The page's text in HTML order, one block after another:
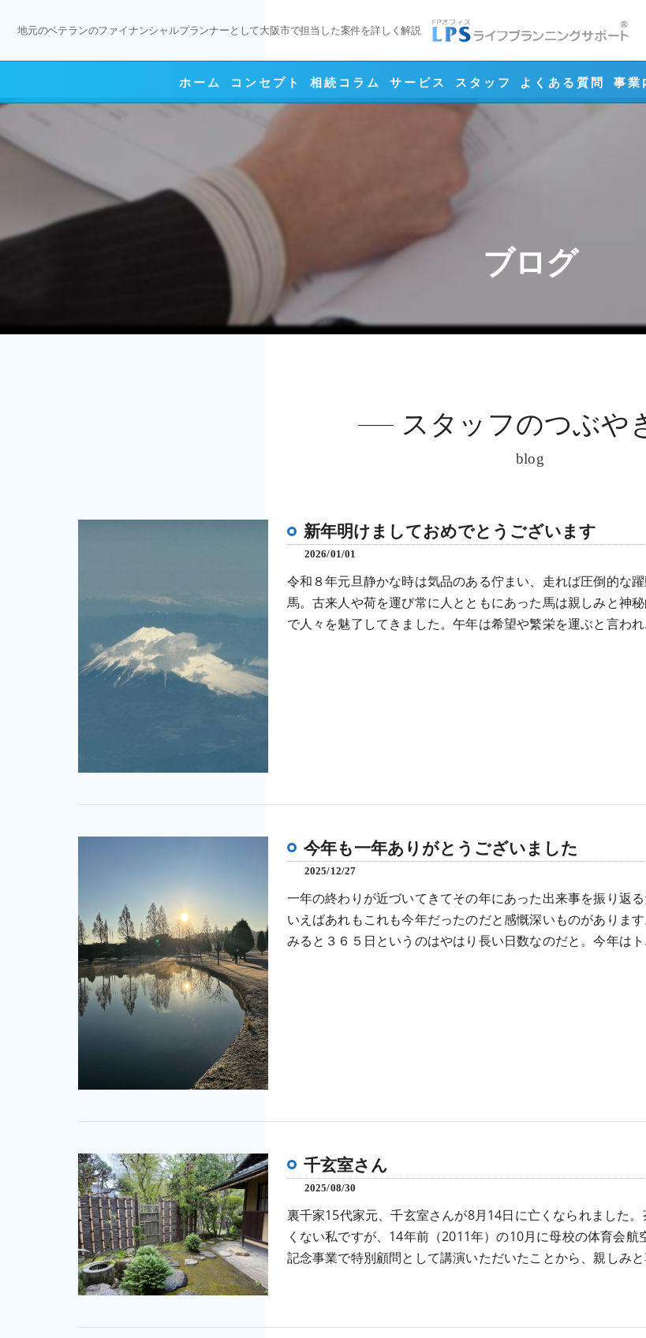
地元のベテランのファイナンシャルプランナーとして大阪市で担当した案件を詳しく解説
ホーム コンセプト 相続コラム サービス スタッフ よくある質問 事業
ブログ
スタッフのつぶや
blog
新年明けましておめでとうございます
2026/01/01
令和８年元旦静かな時は気品のある佇まい、走れば圧倒的な
馬。古来人や荷を運び常に人とともにあった馬は親しみと神
で人々を魅了してきました。午年は希望や繁栄を運ぶと言わ
今年も一年ありがとうございました
2025/12/27
一年の終わりが近づいてきてその年にあった出来事を振り返
いえばあれもこれも今年だったのだと感慨深いものがありま
みると３６５日というのはやはり長い日数なのだと。今年は
千玄室さん
2025/08/30
裏千家15代家元、千玄室さんが8月14日に亡くなられました。
くない私ですが、14年前（2011年）の10月に母校の体育会航
記念事業で特別顧問として講演いただいたことから、親しみ